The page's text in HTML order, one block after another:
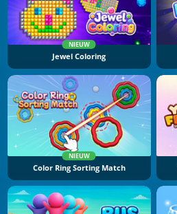
NIEUW
Jewel Coloring
NIEUW
Color Ring Sorting Match